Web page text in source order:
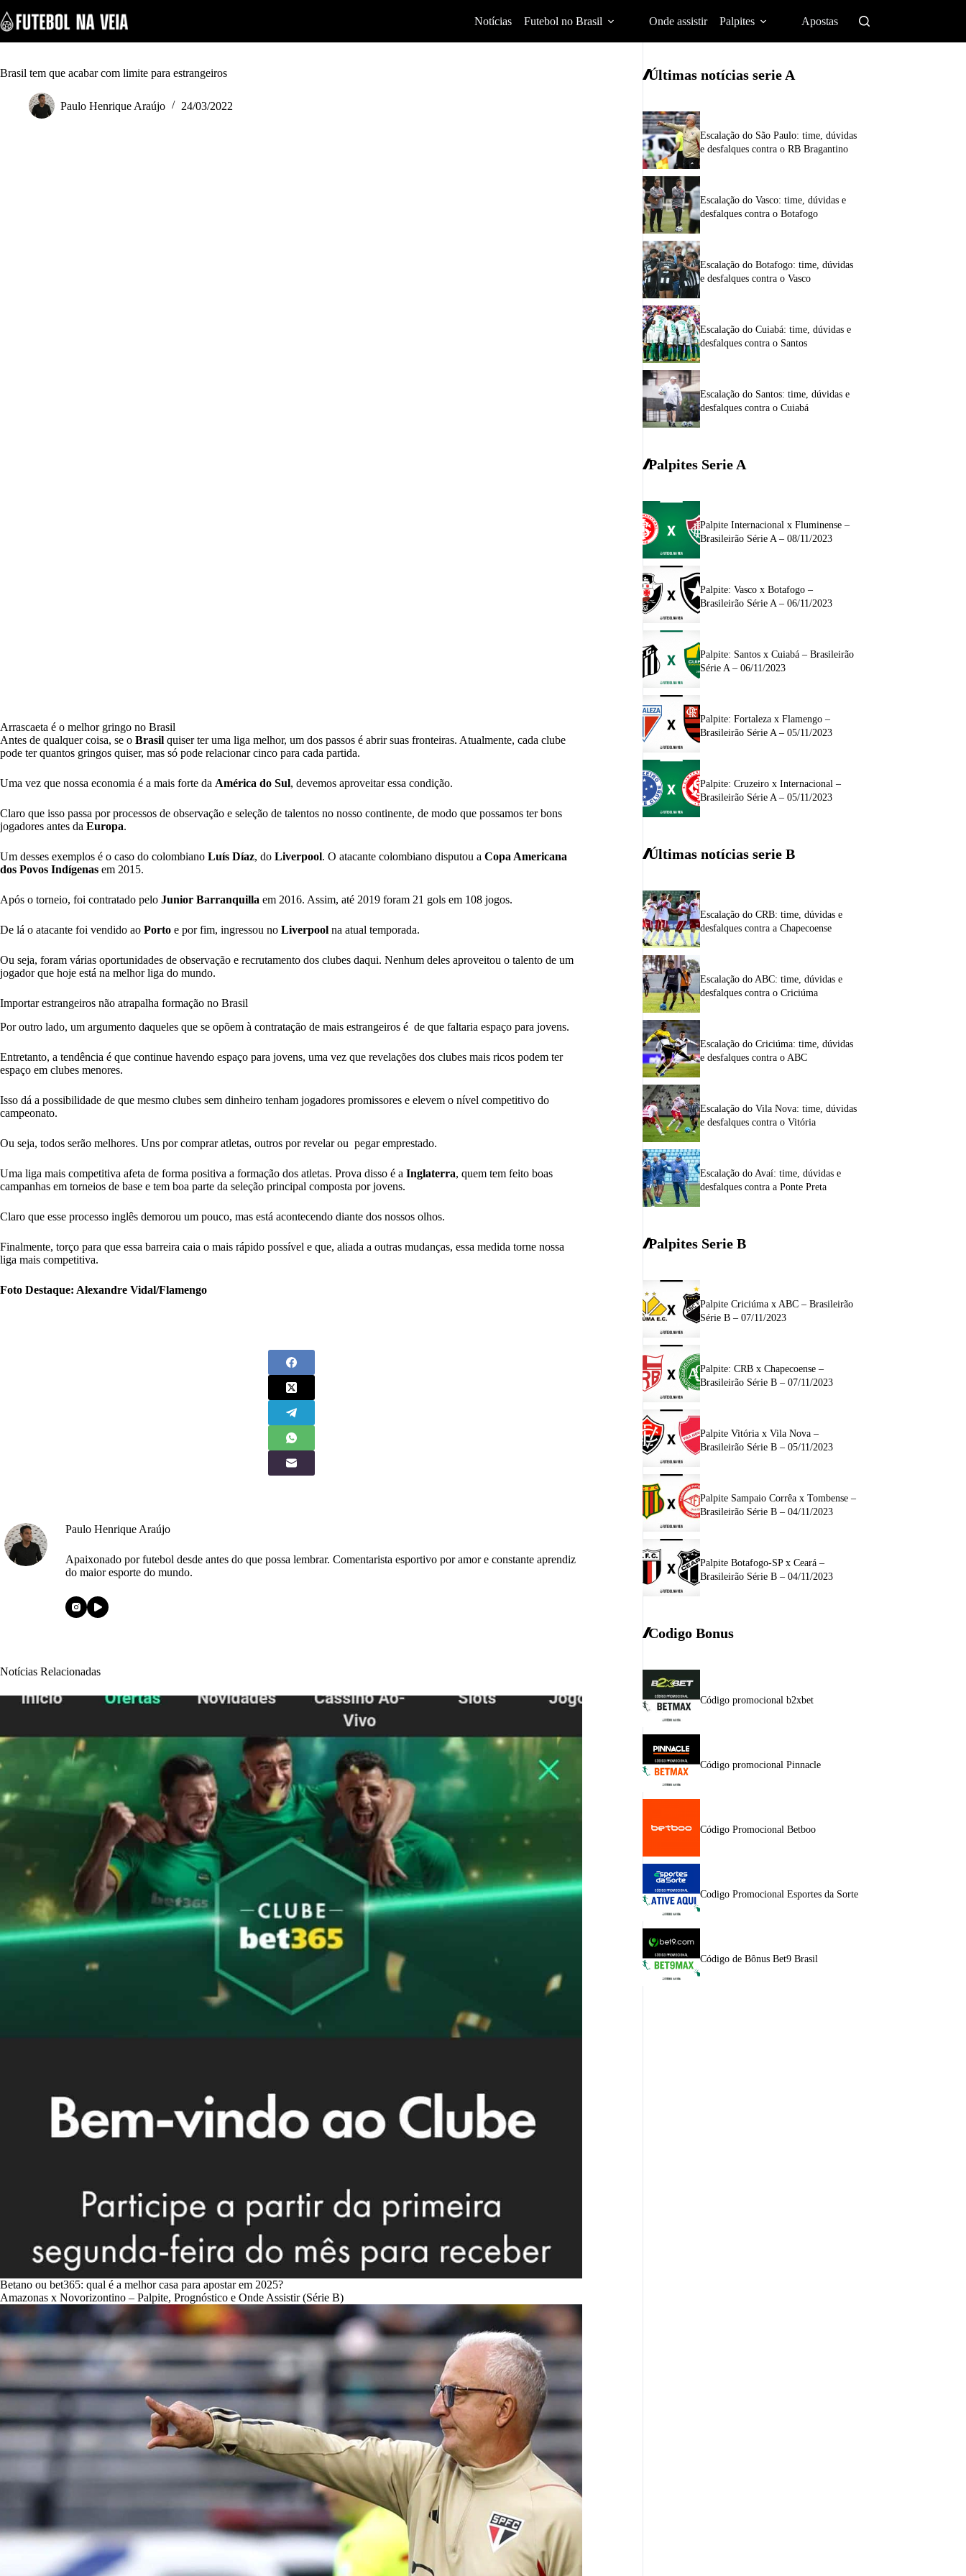
k
i
p
o
Notícias Futebol no Brasil Onde assistir Palpites Apostas
Brasil tem que acabar com limite para estrangeiros
Paulo Henrique Araújo 24/03/2022
Arrascaeta é o melhor gringo no Brasil
Antes de qualquer coisa, se o Brasil quiser ter uma liga melhor, um dos passos é abrir suas fronteiras. Atualmente, cada clube
pode ter quantos gringos quiser, mas só pode relacionar cinco para cada partida.
Uma vez que nossa economia é a mais forte da América do Sul, devemos aproveitar essa condição.
Claro que isso passa por processos de observação e seleção de talentos no nosso continente, de modo que possamos ter bons
jogadores antes da Europa.
Um desses exemplos é o caso do colombiano Luís Díaz, do Liverpool. O atacante colombiano disputou a Copa Americana
dos Povos Indígenas em 2015.
Após o torneio, foi contratado pelo Junior Barranquilla em 2016. Assim, até 2019 foram 21 gols em 108 jogos.
De lá o atacante foi vendido ao Porto e por fim, ingressou no Liverpool na atual temporada.
Ou seja, foram várias oportunidades de observação e recrutamento dos clubes daqui. Nenhum deles aproveitou o talento de um
jogador que hoje está na melhor liga do mundo.
Importar estrangeiros não atrapalha formação no Brasil
Por outro lado, um argumento daqueles que se opõem à contratação de mais estrangeiros é de que faltaria espaço para jovens.
Entretanto, a tendência é que continue havendo espaço para jovens, uma vez que revelações dos clubes mais ricos podem ter
espaço em clubes menores.
Isso dá a possibilidade de que mesmo clubes sem dinheiro tenham jogadores promissores e elevem o nível competitivo do
campeonato.
Ou seja, todos serão melhores. Uns por comprar atletas, outros por revelar ou pegar emprestado.
Uma liga mais competitiva afeta de forma positiva a formação dos atletas. Prova disso é a Inglaterra, quem tem feito boas
campanhas em torneios de base e tem boa parte da seleção principal composta por jovens.
Claro que esse processo inglês demorou um pouco, mas está acontecendo diante dos nossos olhos.
Finalmente, torço para que essa barreira caia o mais rápido possível e que, aliada a outras mudanças, essa medida torne nossa
liga mais competitiva.
Foto Destaque: Alexandre Vidal/Flamengo
Paulo Henrique Araújo
Apaixonado por futebol desde antes do que possa lembrar. Comentarista esportivo por amor e constante aprendiz
do maior esporte do mundo.
Notícias Relacionadas
Betano ou bet365: qual é a melhor casa para apostar em 2025?
Amazonas x Novorizontino – Palpite, Prognóstico e Onde Assistir (Série B)
Últimas notícias serie A
Escalação do São Paulo: time, dúvidas
e desfalques contra o RB Bragantino
Escalação do Vasco: time, dúvidas e
desfalques contra o Botafogo
Escalação do Botafogo: time, dúvidas
e desfalques contra o Vasco
Escalação do Cuiabá: time, dúvidas e
desfalques contra o Santos
Escalação do Santos: time, dúvidas e
desfalques contra o Cuiabá
Palpites Serie A
Palpite Internacional x Fluminense –
Brasileirão Série A – 08/11/2023
Palpite: Vasco x Botafogo –
Brasileirão Série A – 06/11/2023
Palpite: Santos x Cuiabá – Brasileirão
Série A – 06/11/2023
Palpite: Fortaleza x Flamengo –
Brasileirão Série A – 05/11/2023
Palpite: Cruzeiro x Internacional –
Brasileirão Série A – 05/11/2023
Últimas notícias serie B
Escalação do CRB: time, dúvidas e
desfalques contra a Chapecoense
Escalação do ABC: time, dúvidas e
desfalques contra o Criciúma
Escalação do Criciúma: time, dúvidas
e desfalques contra o ABC
Escalação do Vila Nova: time, dúvidas
e desfalques contra o Vitória
Escalação do Avaí: time, dúvidas e
desfalques contra a Ponte Preta
Palpites Serie B
Palpite Criciúma x ABC – Brasileirão
Série B – 07/11/2023
Palpite: CRB x Chapecoense –
Brasileirão Série B – 07/11/2023
Palpite Vitória x Vila Nova –
Brasileirão Série B – 05/11/2023
Palpite Sampaio Corrêa x Tombense –
Brasileirão Série B – 04/11/2023
Palpite Botafogo-SP x Ceará –
Brasileirão Série B – 04/11/2023
Codigo Bonus
Código promocional b2xbet
Código promocional Pinnacle
Código Promocional Betboo
Codigo Promocional Esportes da Sorte
Código de Bônus Bet9 Brasil